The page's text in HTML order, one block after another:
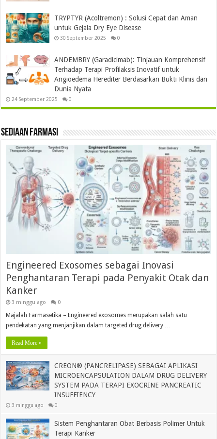
TRYPTYR (Acoltremon) : Solusi Cepat dan Aman
untuk Gejala Dry Eye Disease
30 September 2025 0
ANDEMBRY (Garadicimab): Tinjauan Komprehensif
Terhadap Terapi Profilaksis Inovatif untuk
Angioedema Herediter Berdasarkan Bukti Klinis dan
Dunia Nyata
24 September 2025 0
Sediaan Farmasi
Engineered Exosomes sebagai Inovasi
Penghantaran Terapi pada Penyakit Otak dan
Kanker
3 minggu ago 0
Majalah Farmasetika – Engineered exosomes merupakan salah satu
pendekatan yang menjanjikan dalam targeted drug delivery …
Read More »
CREON® (PANCRELIPASE) SEBAGAI APLIKASI
MICROENCAPSULATION DALAM DRUG DELIVERY
SYSTEM PADA TERAPI EXOCRINE PANCREATIC
INSUFFIENCY
3 minggu ago 0
Sistem Penghantaran Obat Berbasis Polimer Untuk
Terapi Kanker